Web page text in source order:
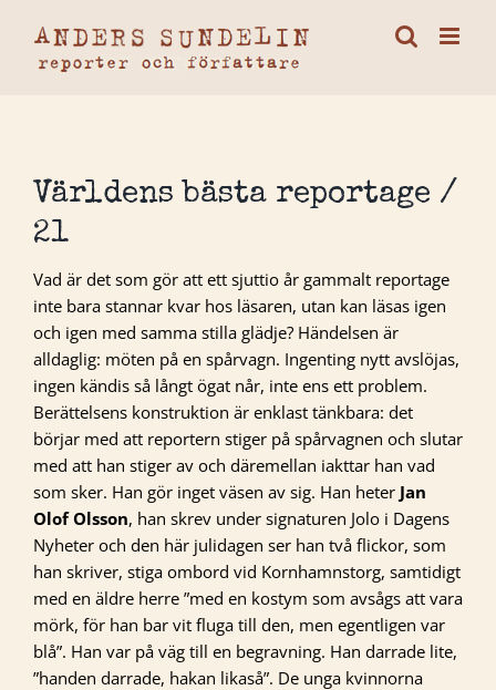
innehållet
Världens bästa reportage /
21
Vad är det som gör att ett sjuttio år gammalt reportage
inte bara stannar kvar hos läsaren, utan kan läsas igen
och igen med samma stilla glädje? Händelsen är
alldaglig: möten på en spårvagn. Ingenting nytt avslöjas,
ingen kändis så långt ögat når, inte ens ett problem.
Berättelsens konstruktion är enklast tänkbara: det
börjar med att reportern stiger på spårvagnen och slutar
med att han stiger av och däremellan iakttar han vad
som sker. Han gör inget väsen av sig. Han heter Jan
Olof Olsson, han skrev under signaturen Jolo i Dagens
Nyheter och den här julidagen ser han två flickor, som
han skriver, stiga ombord vid Kornhamnstorg, samtidigt
med en äldre herre ”med en kostym som avsågs att vara
mörk, för han bar vit fluga till den, men egentligen var
blå”. Han var på väg till en begravning. Han darrade lite,
”handen darrade, hakan likaså”. De unga kvinnorna